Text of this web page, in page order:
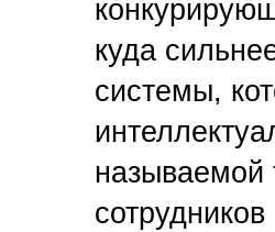
куда
системы,
называемой